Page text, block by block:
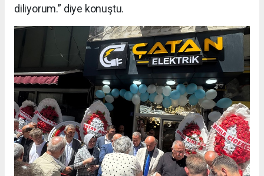
diliyorum.” diye konuştu.